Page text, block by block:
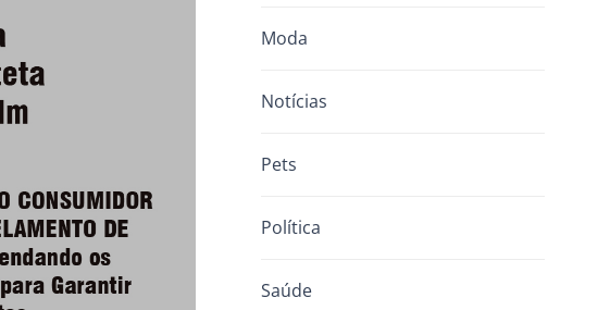
Moda
Notícias
Pets
Política
Saúde